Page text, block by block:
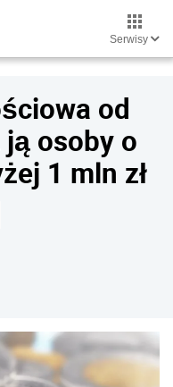
Serwisy
od
ją osoby o
1 mln zł